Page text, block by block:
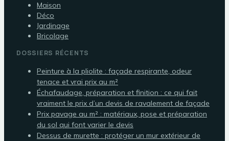
Maison
Déco
Jardinage
Bricolage
DOSSIERS RÉCENTS
Peinture à la pliolite : façade respirante, odeur
tenace et vrai prix au m²
Échafaudage, préparation et finition : ce qui fait
vraiment le prix d’un devis de ravalement de façade
Prix pavage au m² : matériaux, pose et préparation
du sol qui font varier le devis
Dessus de murette : protéger un mur extérieur de